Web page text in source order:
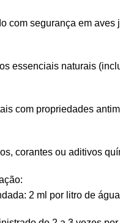
com segurança em aves
essenciais naturais
com propriedades
corantes ou aditivos
2 ml por litro de